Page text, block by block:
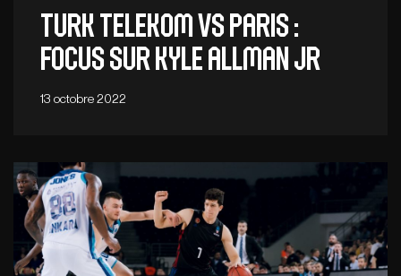
Turk Telekom vs Paris :
focus sur Kyle Allman Jr
13 octobre 2022